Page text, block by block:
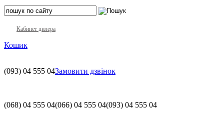
Кабинет дилера
Кошик
(093) 04 555 04Замовити дзвінок
(068) 04 555 04(066) 04 555 04(093) 04 555 04